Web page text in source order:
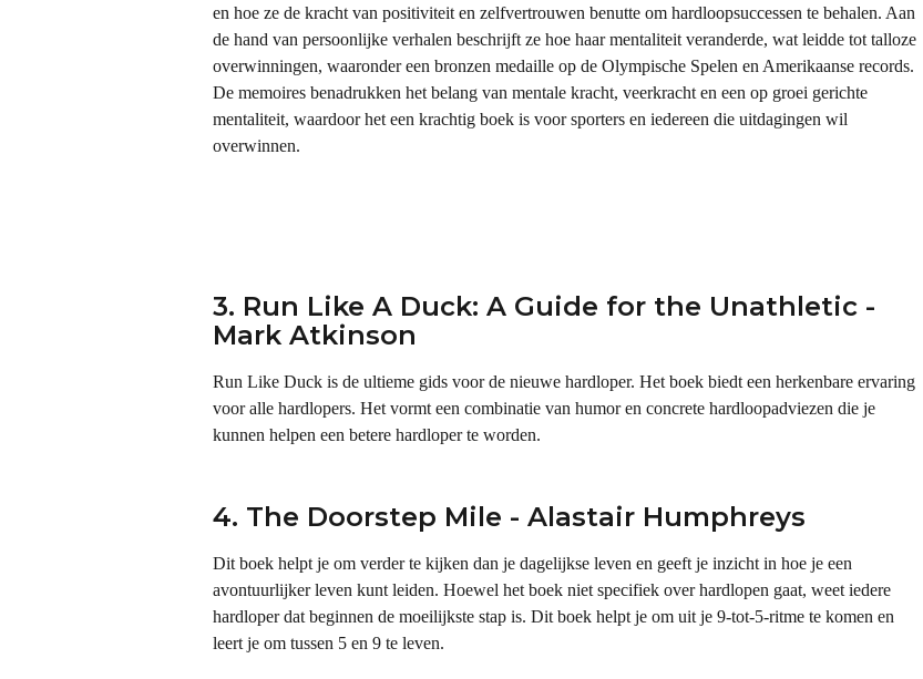
en hoe ze de kracht van positiviteit en zelfvertrouwen benutte om hardloopsuccessen te behalen. Aan
de hand van persoonlijke verhalen beschrijft ze hoe haar mentaliteit veranderde, wat leidde tot talloze
overwinningen, waaronder een bronzen medaille op de Olympische Spelen en Amerikaanse records.
De memoires benadrukken het belang van mentale kracht, veerkracht en een op groei gerichte
mentaliteit, waardoor het een krachtig boek is voor sporters en iedereen die uitdagingen wil
overwinnen.
3. Run Like A Duck: A Guide for the Unathletic -
Mark Atkinson
Run Like Duck is de ultieme gids voor de nieuwe hardloper. Het boek biedt een herkenbare ervaring
voor alle hardlopers. Het vormt een combinatie van humor en concrete hardloopadviezen die je
kunnen helpen een betere hardloper te worden.
4. The Doorstep Mile - Alastair Humphreys
Dit boek helpt je om verder te kijken dan je dagelijkse leven en geeft je inzicht in hoe je een
avontuurlijker leven kunt leiden. Hoewel het boek niet specifiek over hardlopen gaat, weet iedere
hardloper dat beginnen de moeilijkste stap is. Dit boek helpt je om uit je 9-tot-5-ritme te komen en
leert je om tussen 5 en 9 te leven.